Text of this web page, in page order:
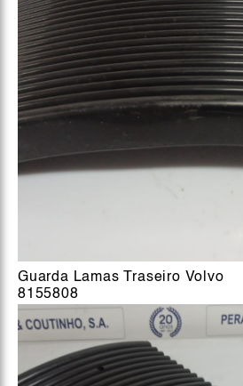
Guarda Lamas Traseiro Volvo
8155808